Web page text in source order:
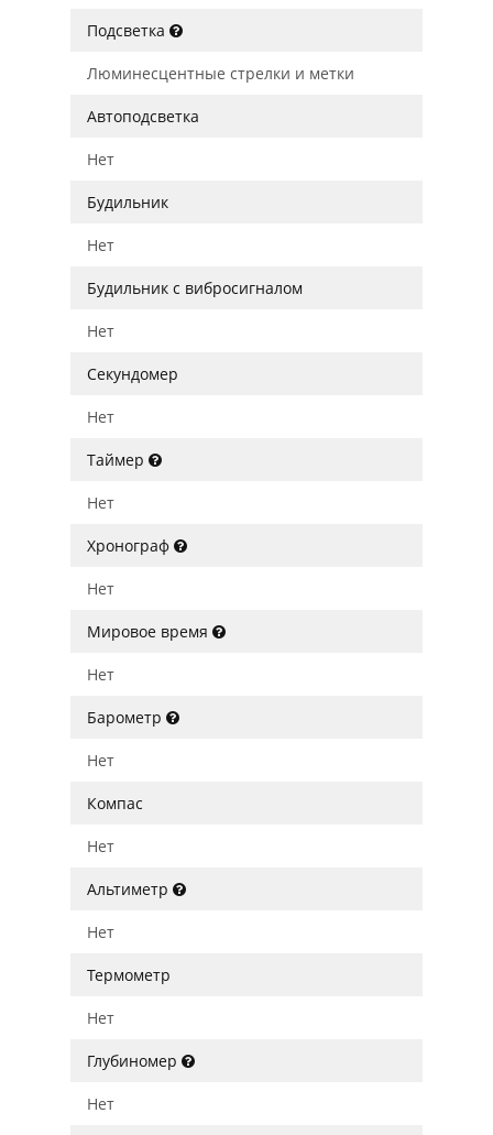
Подсветка
Люминесцентные стрелки и метки
Автоподсветка
Нет
Будильник
Нет
Будильник с вибросигналом
Нет
Секундомер
Нет
Таймер
Нет
Хронограф
Нет
Мировое время
Нет
Барометр
Нет
Компас
Нет
Альтиметр
Нет
Термометр
Нет
Глубиномер
Нет